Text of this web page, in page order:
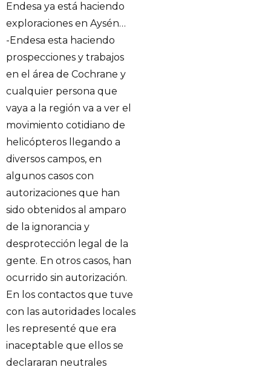
Endesa ya está haciendo
exploraciones en Aysén…
-Endesa esta haciendo
prospecciones y trabajos
en el área de Cochrane y
cualquier persona que
vaya a la región va a ver el
movimiento cotidiano de
helicópteros llegando a
diversos campos, en
algunos casos con
autorizaciones que han
sido obtenidos al amparo
de la ignorancia y
desprotección legal de la
gente. En otros casos, han
ocurrido sin autorización.
En los contactos que tuve
con las autoridades locales
les representé que era
inaceptable que ellos se
declararan neutrales